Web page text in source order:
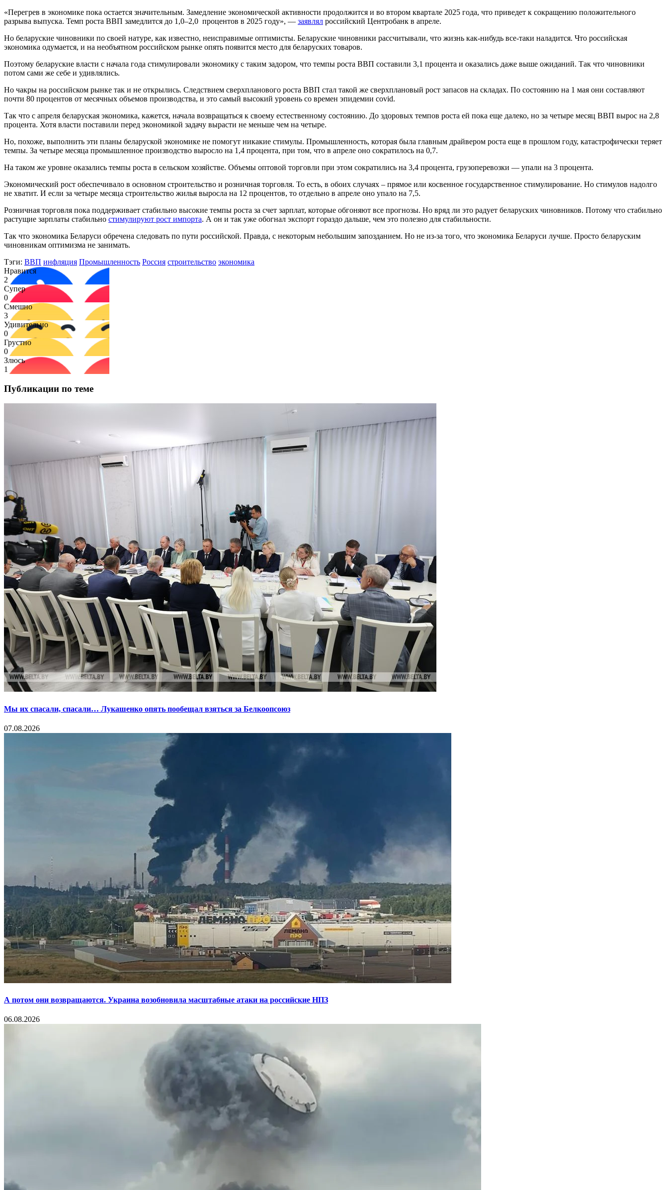
«Перегрев в экономике пока остается значительным. Замедление экономической активности продолжится и во втором квартале 2025 года, что приведет к сокращению положительного
разрыва выпуска. Темп роста ВВП замедлится до 1,0–2,0 процентов в 2025 году», — заявлял российский Центробанк в апреле.
Но беларуские чиновники по своей натуре, как известно, неисправимые оптимисты. Беларуские чиновники рассчитывали, что жизнь как-нибудь все-таки наладится. Что российская
экономика одумается, и на необъятном российском рынке опять появится место для беларуских товаров.
Поэтому беларуские власти с начала года стимулировали экономику с таким задором, что темпы роста ВВП составили 3,1 процента и оказались даже выше ожиданий. Так что чиновники
потом сами же себе и удивлялись.
Но чакры на российском рынке так и не открылись. Следствием сверхпланового роста ВВП стал такой же сверхплановый рост запасов на складах. По состоянию на 1 мая они составляют
почти 80 процентов от месячных объемов производства, и это самый высокий уровень со времен эпидемии covid.
Так что с апреля беларуская экономика, кажется, начала возвращаться к своему естественному состоянию. До здоровых темпов роста ей пока еще далеко, но за четыре месяц ВВП вырос на 2,8
процента. Хотя власти поставили перед экономикой задачу вырасти не меньше чем на четыре.
Но, похоже, выполнить эти планы беларуской экономике не помогут никакие стимулы. Промышленность, которая была главным драйвером роста еще в прошлом году, катастрофически теряет
темпы. За четыре месяца промышленное производство выросло на 1,4 процента, при том, что в апреле оно сократилось на 0,7.
На таком же уровне оказались темпы роста в сельском хозяйстве. Объемы оптовой торговли при этом сократились на 3,4 процента, грузоперевозки — упали на 3 процента.
Экономический рост обеспечивало в основном строительство и розничная торговля. То есть, в обоих случаях – прямое или косвенное государственное стимулирование. Но стимулов надолго
не хватит. И если за четыре месяца строительство жилья выросла на 12 процентов, то отдельно в апреле оно упало на 7,5.
Розничная торговля пока поддерживает стабильно высокие темпы роста за счет зарплат, которые обгоняют все прогнозы. Но вряд ли это радует беларуских чиновников. Потому что стабильно
растущие зарплаты стабильно стимулируют рост импорта. А он и так уже обогнал экспорт гораздо дальше, чем это полезно для стабильности.
Так что экономика Беларуси обречена следовать по пути российской. Правда, с некоторым небольшим запозданием. Но не из-за того, что экономика Беларуси лучше. Просто беларуским
чиновникам оптимизма не занимать.
Тэги: ВВП инфляция Промышленность Россия строительство экономика
Нравится
2
Супер
0
Смешно
3
Удивительно
0
Грустно
0
Злюсь
1
Публикации по теме
Мы их спасали, спасали… Лукашенко опять пообещал взяться за Белкоопсоюз
07.08.2026
А потом они возвращаются. Украина возобновила масштабные атаки на российские НПЗ
06.08.2026